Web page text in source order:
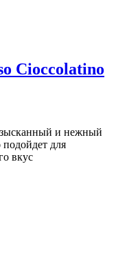
Cioccolatino
и нежный
для
вкус